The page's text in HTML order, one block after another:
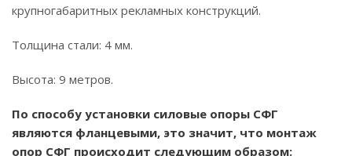
крупногабаритных рекламных конструкций.
Толщина стали: 4 мм.
Высота: 9 метров.
По способу установки силовые опоры СФГ
являются фланцевыми, это значит, что монтаж
опор СФГ происходит следующим образом: